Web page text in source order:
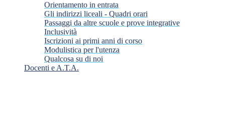
Orientamento in entrata
Gli indirizzi liceali - Quadri orari
Passaggi da altre scuole e prove integrative
Inclusività
Iscrizioni ai primi anni di corso
Modulistica per l'utenza
Qualcosa su di noi
Docenti e A.T.A.